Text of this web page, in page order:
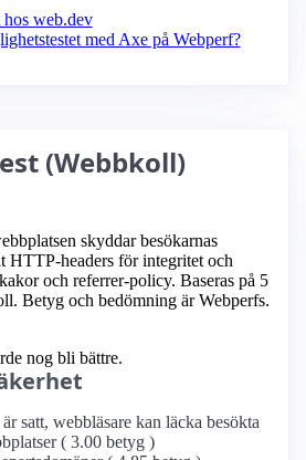
web.dev
med Axe på Webperf?
(Webbkoll)
skyddar besökarnas
HTTP-headers för integritet och
och referrer-policy. Baseras på 5
Betyg och bedömning är Webperfs.
nog bli bättre.
satt, webbläsare kan läcka besökta
( 3.00 betyg )